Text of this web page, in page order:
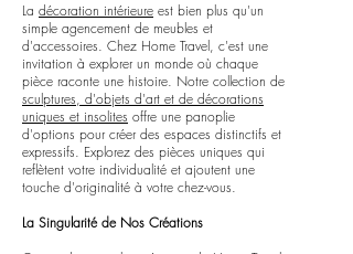
La décoration intérieure est bien plus qu'un
simple agencement de meubles et
d'accessoires. Chez Home Travel, c'est une
invitation à explorer un monde où chaque
pièce raconte une histoire. Notre collection de
sculptures, d'objets d'art et de décorations
uniques et insolites offre une panoplie
d'options pour créer des espaces distinctifs et
expressifs. Explorez des pièces uniques qui
reflètent votre individualité et ajoutent une
touche d'originalité à votre chez-vous.
La Singularité de Nos Créations